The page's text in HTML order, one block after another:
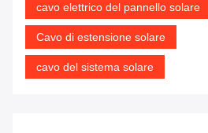
cavo elettrico del pannello solare
Cavo di estensione solare
cavo del sistema solare